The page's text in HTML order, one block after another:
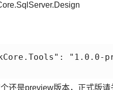
"1.0.0-
还是preview版本，正式版请